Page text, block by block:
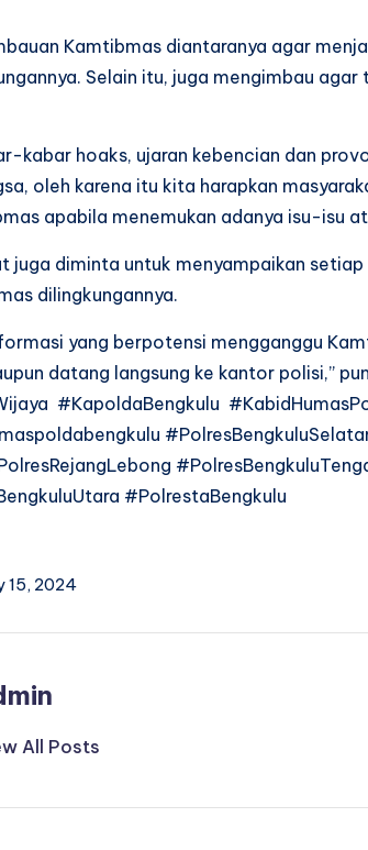
Kamtibmas diantaranya agar
Selain itu, juga mengimbau
kabar hoaks, ujaran kebencian dan
oleh karena itu kita harapkan
apabila menemukan adanya isu-isu
juga diminta untuk menyampaikan
dilingkungannya.
yang berpotensi mengganggu
datang langsung ke kantor polisi,”
#KapoldaBengkulu
#PolrestaBengkulu
15, 2024
All Posts